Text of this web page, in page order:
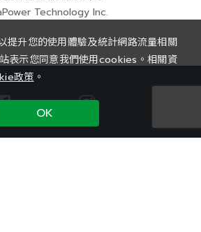
Technology Inc.
提升您的使用體驗及統計網路流量相關
表示您同意我們使用cookies。相關資
政策 。
OK